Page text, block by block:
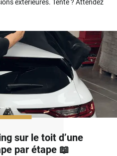
extérieures. Tenté ? Attendez
sur le toit d’une
par étape 📖